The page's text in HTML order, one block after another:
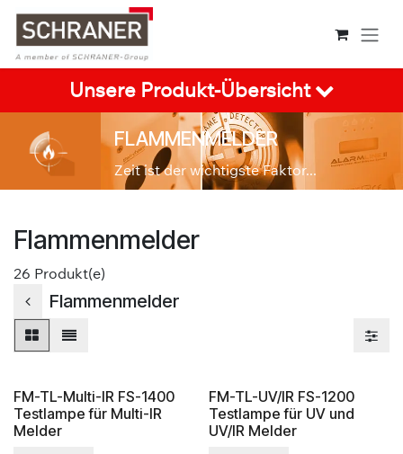
Zum Inhalt springen
Unsere Produkt-Übersicht
FLAMMENMELDER
Zeit ist der wichtigste Faktor...
Flammenmelder
26 Produkt(e)
Flammenmelder
FM-TL-Multi-IR FS-1400
Testlampe für Multi-IR
Melder
FM-TL-UV/IR FS-1200
Testlampe für UV und
UV/IR Melder